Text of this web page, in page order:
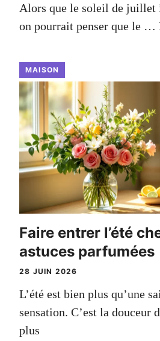
Alors que le soleil de juillet
on pourrait penser que le …
MAISON
Faire entrer l’été
astuces parfumées
28 JUIN 2026
L’été est bien plus qu’une
sensation. C’est la douceur
plus